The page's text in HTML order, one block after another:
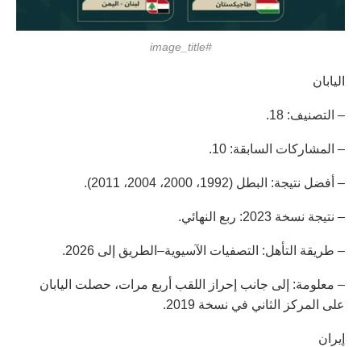
#image_title
اليابان
– التصنيف: 18.
– المشاركات السابقة: 10.
– أفضل نتيجة: البطل (1992، 2000، 2004، 2011).
– نتيجة نسخة 2023: ربع النهائي.
– طريقة التأهل: التصفيات الآسيوية–الطريق إلى 2026.
– معلومة: إلى جانب إحراز اللقب أربع مرات، حصلت اليابان
على المركز الثاني في نسخة 2019.
إيران